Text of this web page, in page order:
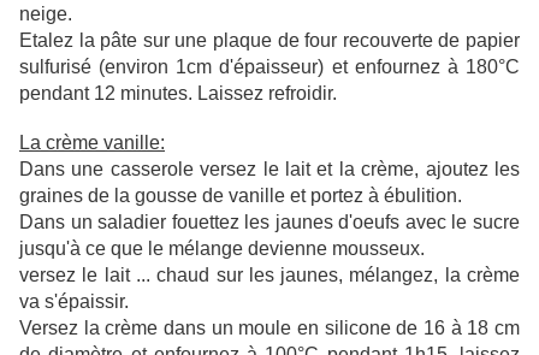
neige.
Etalez la pâte sur une plaque de four recouverte de papier
sulfurisé (environ 1cm d'épaisseur) et enfournez à 180°C
pendant 12 minutes. Laissez refroidir.
La crème vanille:
Dans une casserole versez le lait et la crème, ajoutez les
graines de la gousse de vanille et portez à ébulition.
Dans un saladier fouettez les jaunes d'oeufs avec le sucre
jusqu'à ce que le mélange devienne mousseux.
versez le lait ... chaud sur les jaunes, mélangez, la crème
va s'épaissir.
Versez la crème dans un moule en silicone de 16 à 18 cm